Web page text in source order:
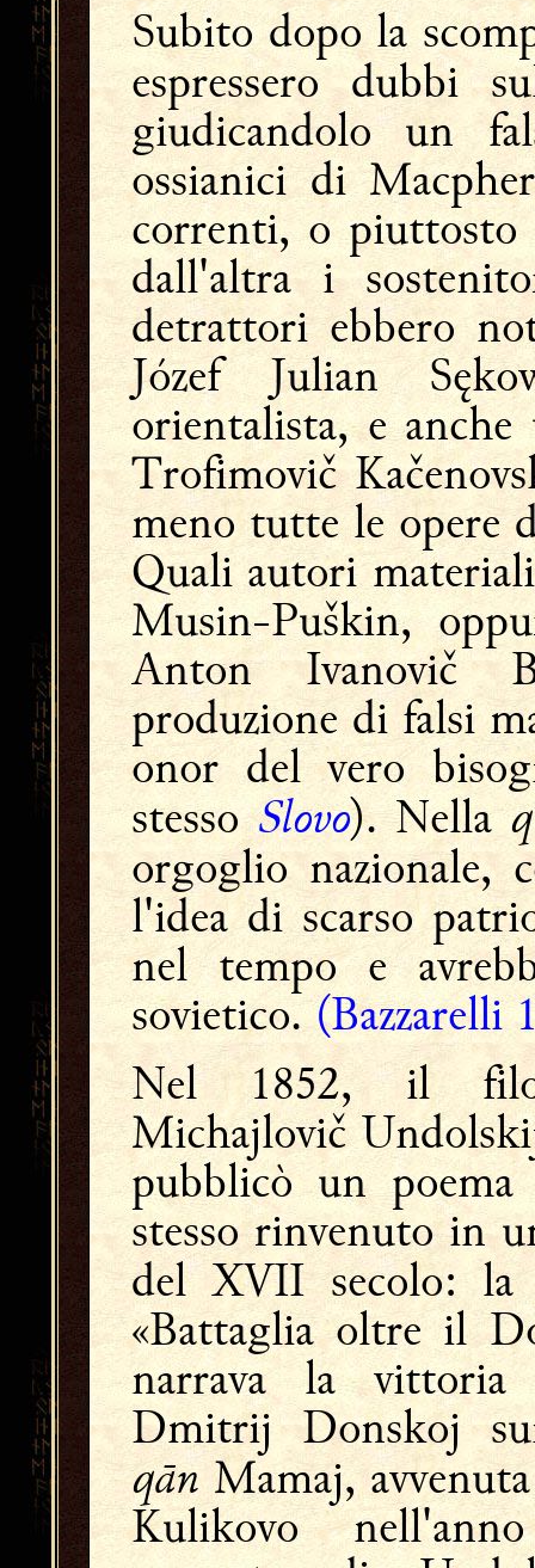
Subito dopo la
espressero dubbi
giudicandolo un
ossianici di
correnti, o
dall'altra i
detrattori ebbero
Józef Julian
orientalista, e
Trofimovič
meno tutte le opere
Quali autori
Musin-Puškin,
Anton Ivanovič
produzione di falsi
onor del vero
stessoSlovo). Nella
orgoglio nazionale,
l'idea di scarso
nel tempo e
sovietico.(Bazzarelli
Nel 1852, il
Michajlovič
pubblicò un
stesso rinvenuto in
del XVII secolo:
«Battaglia oltre il
narrava la
Dmitrij Donskoj
qānMamaj,
Kulikovo